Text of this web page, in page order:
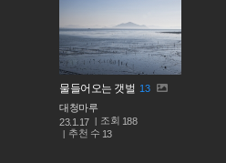
물들어오는 갯벌 13
대청마루
23.1.17
조회 188
추천 수 13